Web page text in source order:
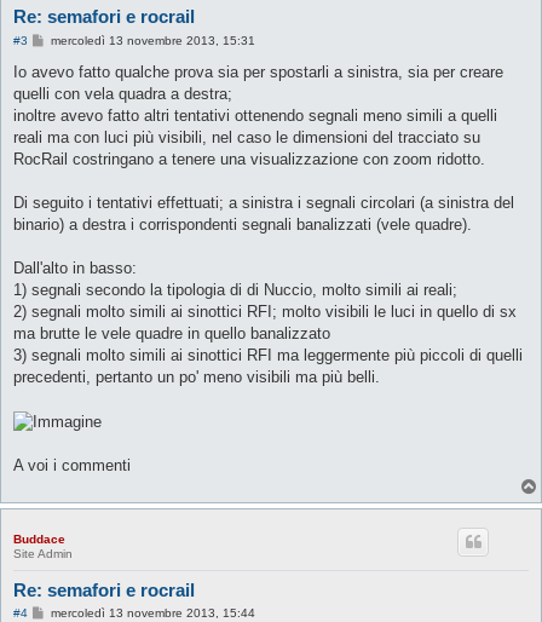
Re: semafori e rocrail
#3
M
s
a
g
o
mercoledì 13 novembre 2013, 15:31
Io avevo fatto qualche prova sia per spostarli a sinistra, sia per creare
quelli con vela quadra a destra;
inoltre avevo fatto altri tentativi ottenendo segnali meno simili a quelli
reali ma con luci più visibili, nel caso le dimensioni del tracciato su
RocRail costringano a tenere una visualizzazione con zoom ridotto.
Di seguito i tentativi effettuati; a sinistra i segnali circolari (a sinistra del
binario) a destra i corrispondenti segnali banalizzati (vele quadre).
Dall'alto in basso:
1) segnali secondo la tipologia di di Nuccio, molto simili ai reali;
2) segnali molto simili ai sinottici RFI; molto visibili le luci in quello di sx
ma brutte le vele quadre in quello banalizzato
3) segnali molto simili ai sinottici RFI ma leggermente più piccoli di quelli
precedenti, pertanto un po' meno visibili ma più belli.
A voi i commenti
Buddace
Site Admin
Re: semafori e rocrail
#4
Mmercoledì 13 novembre 2013, 15:44